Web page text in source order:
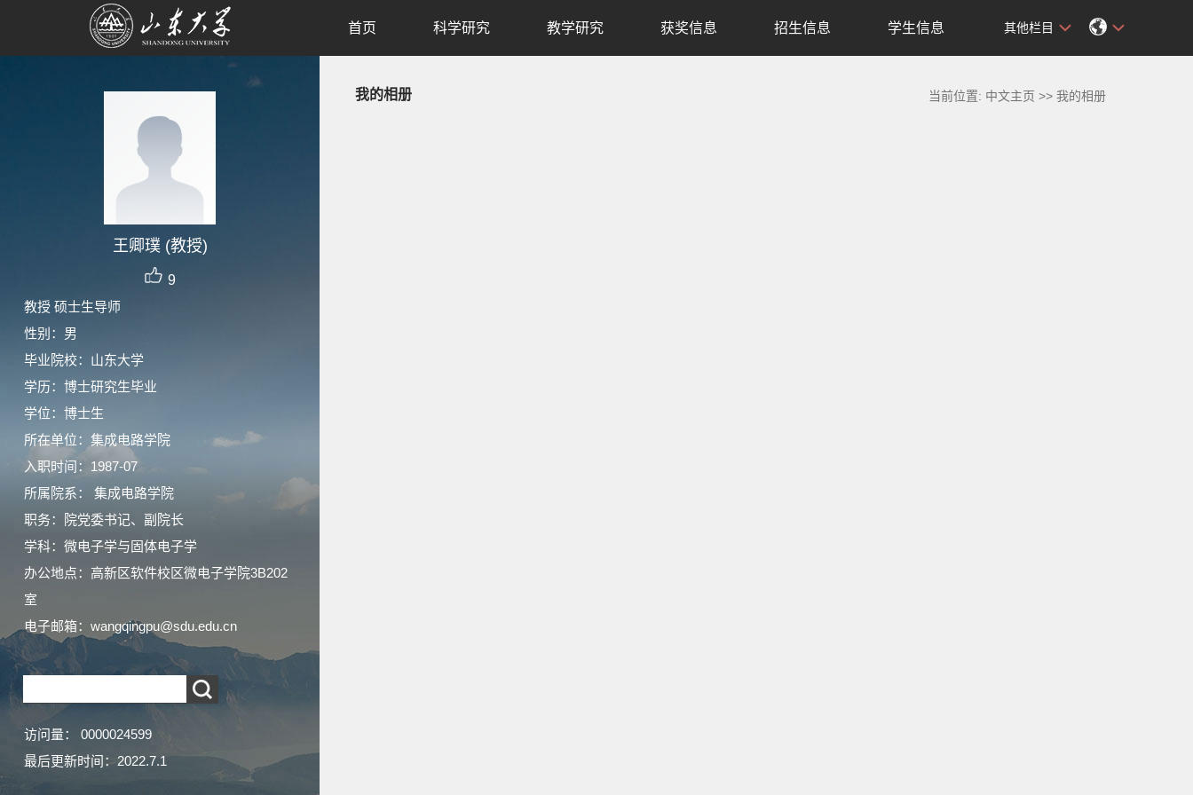
王卿璞 (教授)
9
教授 硕士生导师
性别：男
毕业院校：山东大学
学历：博士研究生毕业
学位：博士生
所在单位：集成电路学院
入职时间：1987-07
所属院系： 集成电路学院
职务：院党委书记、副院长
学科：微电子学与固体电子学
办公地点：高新区软件校区微电子学院3B202
室
电子邮箱： wangqingpu@sdu.edu.cn
访问量： 0000024599
最后更新时间： 2022.7.1
首页 科学研究 教学研究 获奖信息 招生信息 学生信息 其他栏目
我的相册 当前位置: 中文主页 >>我的相册